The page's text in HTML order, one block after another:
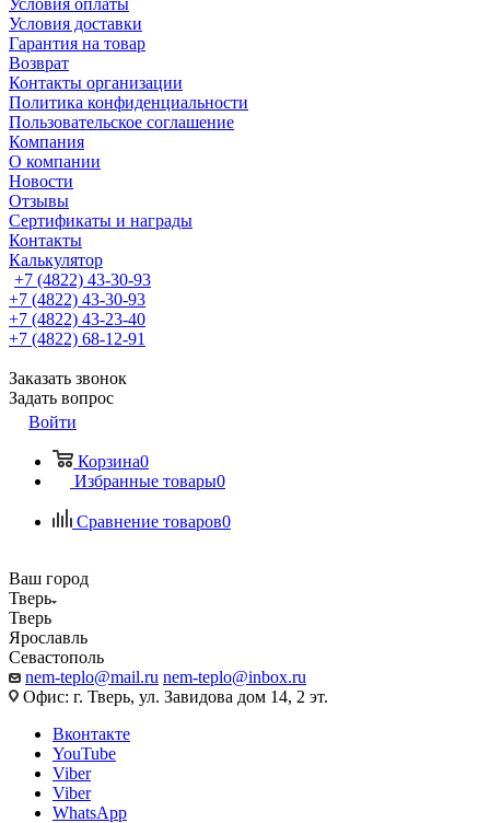
Условия оплаты
Условия доставки
Гарантия на товар
Возврат
Контакты организации
Политика конфиденциальности
Пользовательское соглашение
Компания
О компании
Новости
Отзывы
Сертификаты и награды
Контакты
Калькулятор
+7 (4822) 43-30-93
+7 (4822) 43-30-93
+7 (4822) 43-23-40
+7 (4822) 68-12-91
Заказать звонок
Задать вопрос
Войти
Корзина0
Избранные товары0
Сравнение товаров0
Ваш город
Тверь
Тверь
Ярославль
Севастополь
nem-teplo@mail.ru nem-teplo@inbox.ru
Офис: г. Тверь, ул. Завидова дом 14, 2 эт.
Вконтакте
YouTube
Viber
Viber
WhatsApp